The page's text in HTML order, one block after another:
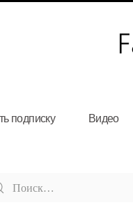
подписку Видео